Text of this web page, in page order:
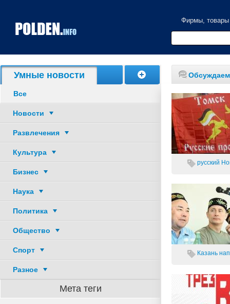
Фирмы, товары
Умные новости
Все
Новости
Развлечения
Культура
Бизнес
Наука
Политика
Общество
Спорт
Разное
Мета теги
Обсуждаем
русский
Казань